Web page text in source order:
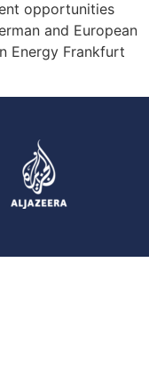
opportunities
and European
Energy Frankfurt